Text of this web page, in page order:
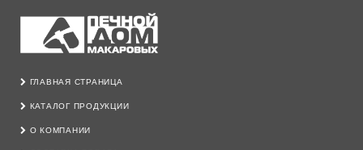
ГЛАВНАЯ СТРАНИЦА
КАТАЛОГ ПРОДУКЦИИ
О КОМПАНИИ